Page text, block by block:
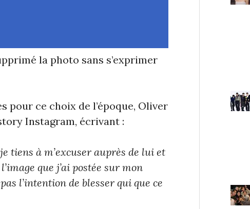
la photo sans s’exprimer
pour ce choix de l’époque, Oliver
Instagram, écrivant :
tiens à m’excuser auprès de lui et
que j’ai postée sur mon
l’intention de blesser qui que ce